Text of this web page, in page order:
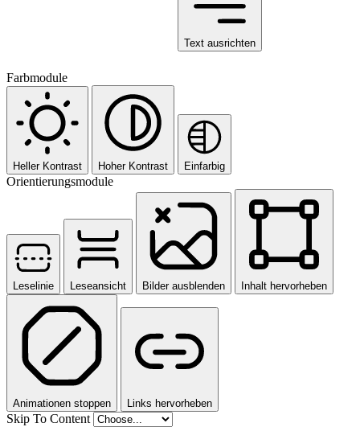
Text ausrichten
Farbmodule
Heller Kontrast Hoher Kontrast Einfarbig
Orientierungsmodule
Leselinie Leseansicht Bilder ausblenden Inhalt hervorheben
Animationen stoppen Links hervorheben
Skip To Content